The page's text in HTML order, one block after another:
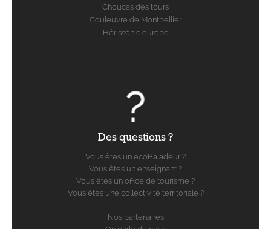
Choucas des tours
Couleuvre de Montpellier
Hérisson d'europe
Des questions ?
Vous êtes un ecoBaladeur ?
Vous êtes un enseignant ?
Vous êtes un office de tourisme ?
Vous êtes une collectivité territoriale ?
Nos partenaires